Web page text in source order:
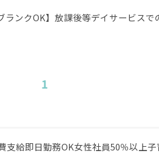
ンクOK】放課後等デイサービス
1
支給即日勤務OK女性社員50％以上子